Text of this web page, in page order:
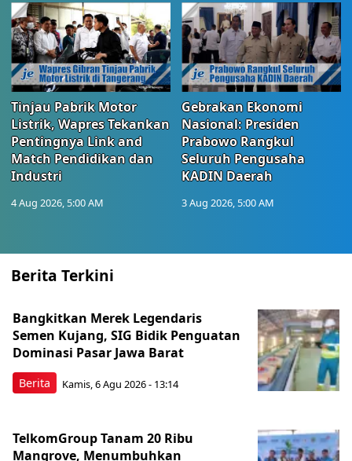
Tinjau Pabrik Motor
Listrik, Wapres Tekankan
Pentingnya Link and
Match Pendidikan dan
Industri
4 Aug 2026, 5:00 AM
Gebrakan Ekonomi
Nasional: Presiden
Prabowo Rangkul
Seluruh Pengusaha
KADIN Daerah
3 Aug 2026, 5:00 AM
Berita Terkini
Berita
Bangkitkan Merek Legendaris
Semen Kujang, SIG Bidik Penguatan
Dominasi Pasar Jawa Barat
Kamis, 6 Agu 2026 - 13:14
TelkomGroup Tanam 20 Ribu
Mangrove, Menumbuhkan